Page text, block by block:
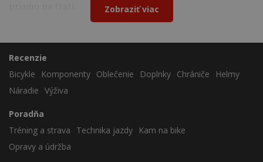
Zobraziť viac
Recenzie
Bicykle
Komponenty Oblečenie Doplnky Chrániče
Helmy
Náradie Výživa
Poradňa
Tréning a strava
Technika jazdy
Kam na bike
Opravy a údržba